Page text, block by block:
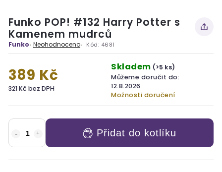
Funko POP! #132 Harry Potter s
Kamenem mudrců
Funko Neohodnoceno Kód: 4681
389 Kč
321 Kč bez DPH
Skladem (>5 ks)
Můžeme doručit do:
12.8.2026
Možnosti doručení
Přidat do kotlíku